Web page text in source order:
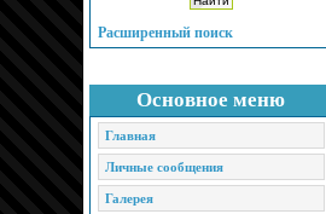
Расширенный поиск
Основное меню
Главная
Личные сообщения
Галерея